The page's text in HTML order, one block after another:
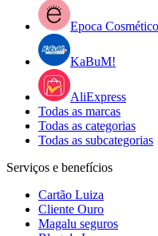
Epoca
KaBuM!
AliExpress
Todas as marcas
Todas as categorias
Todas as subcategorias
Serviços e benefícios
Cartão Luiza
Cliente Ouro
Magalu seguros